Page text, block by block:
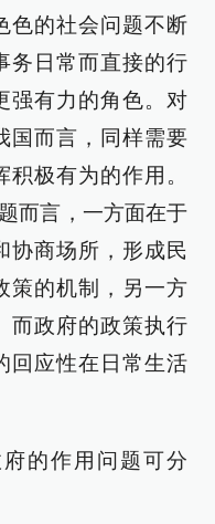
色的社会问题不断
务日常而直接的行
强有力的角色。对
国而言，同样需要
极有为的作用。
而言，一方面在于
协商场所，形成民
策的机制，另一方
而政府的政策执行
回应性在日常生活
的作用问题可分